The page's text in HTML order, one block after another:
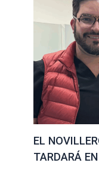
EL
TARDARÁ